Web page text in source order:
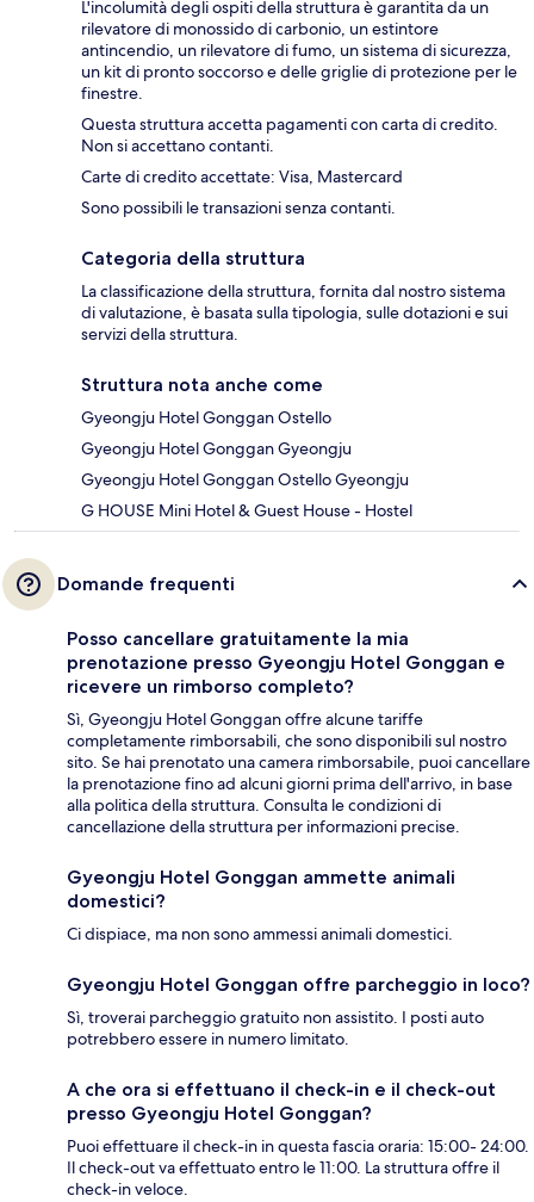
L'incolumità degli ospiti della struttura è garantita da un
rilevatore di monossido di carbonio, un estintore
antincendio, un rilevatore di fumo, un sistema di sicurezza,
un kit di pronto soccorso e delle griglie di protezione per le
finestre.
Questa struttura accetta pagamenti con carta di credito.
Non si accettano contanti.
Carte di credito accettate: Visa, Mastercard
Sono possibili le transazioni senza contanti.
Categoria della struttura
La classificazione della struttura, fornita dal nostro sistema
di valutazione, è basata sulla tipologia, sulle dotazioni e sui
servizi della struttura.
Struttura nota anche come
Gyeongju Hotel Gonggan Ostello
Gyeongju Hotel Gonggan Gyeongju
Gyeongju Hotel Gonggan Ostello Gyeongju
G HOUSE Mini Hotel & Guest House - Hostel
Domande frequenti
Posso cancellare gratuitamente la mia
prenotazione presso Gyeongju Hotel Gonggan e
ricevere un rimborso completo?
Sì, Gyeongju Hotel Gonggan offre alcune tariffe
completamente rimborsabili, che sono disponibili sul nostro
sito. Se hai prenotato una camera rimborsabile, puoi cancellare
la prenotazione fino ad alcuni giorni prima dell'arrivo, in base
alla politica della struttura. Consulta le condizioni di
cancellazione della struttura per informazioni precise.
Gyeongju Hotel Gonggan ammette animali
domestici?
Ci dispiace, ma non sono ammessi animali domestici.
Gyeongju Hotel Gonggan offre parcheggio in loco?
Sì, troverai parcheggio gratuito non assistito. I posti auto
potrebbero essere in numero limitato.
A che ora si effettuano il check-in e il check-out
presso Gyeongju Hotel Gonggan?
Puoi effettuare il check-in in questa fascia oraria: 15:00- 24:00.
Il check-out va effettuato entro le 11:00. La struttura offre il
check-in veloce.